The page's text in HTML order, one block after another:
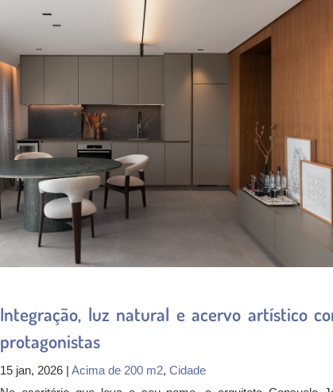
Integração, luz natural e acervo artístico
protagonistas
15 jan, 2026 | Acima de 200 m2, Cidade